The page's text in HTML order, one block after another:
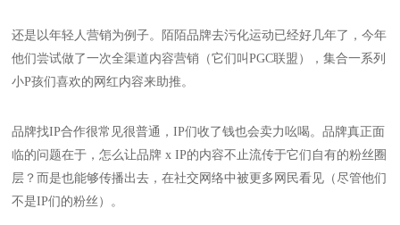
还是以年轻人营销为例子。陌陌品牌去污化运动已经好几年了，今年
他们尝试做了一次全渠道内容营销（它们叫PGC联盟），集合一系列
小P孩们喜欢的网红内容来助推。
品牌找IP合作很常见很普通，IP们收了钱也会卖力吆喝。品牌真正面
临的问题在于，怎么让品牌 x IP的内容不止流传于它们自有的粉丝圈
层？而是也能够传播出去，在社交网络中被更多网民看见（尽管他们
不是IP们的粉丝）。